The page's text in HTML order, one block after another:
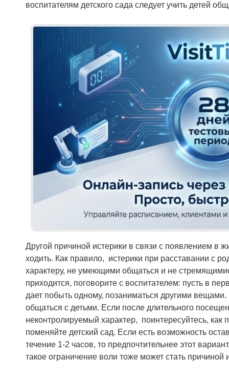
воспитателям детского сада следует учить детей
Другой причиной истерики в связи с появлением в
ходить. Как правило, истерики при расставании с
характеру, не умеющими общаться и не
приходится, поговорите с воспитателем: пусть в
дает побыть одному, позаниматься другими
общаться с детьми. Если после длительного
неконтролируемый характер, поинтересуйтесь,
поменяйте детский сад. Если есть возможность
течение 1-2 часов, то предпочтительнее этот
такое ограничение воли тоже может стать причиной